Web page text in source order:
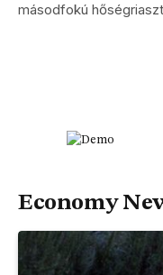
másodfokú
Economy